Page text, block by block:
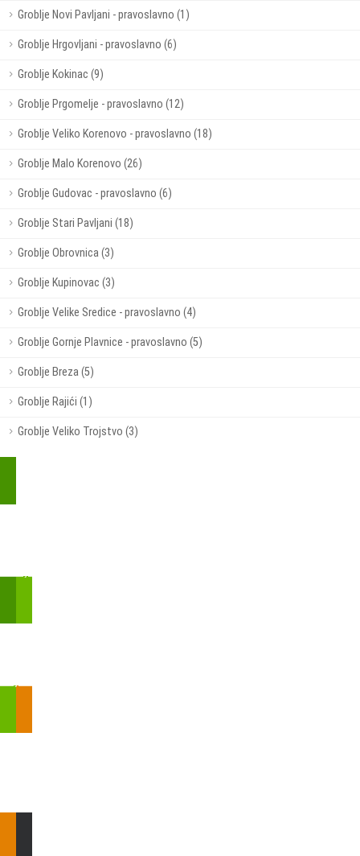
Groblje Novi Pavljani - pravoslavno (1)
Groblje Hrgovljani - pravoslavno (6)
Groblje Kokinac (9)
Groblje Prgomelje - pravoslavno (12)
Groblje Veliko Korenovo - pravoslavno (18)
Groblje Malo Korenovo (26)
Groblje Gudovac - pravoslavno (6)
Groblje Stari Pavljani (18)
Groblje Obrovnica (3)
Groblje Kupinovac (3)
Groblje Velike Sredice - pravoslavno (4)
Groblje Gornje Plavnice - pravoslavno (5)
Groblje Breza (5)
Groblje Rajići (1)
Groblje Veliko Trojstvo (3)